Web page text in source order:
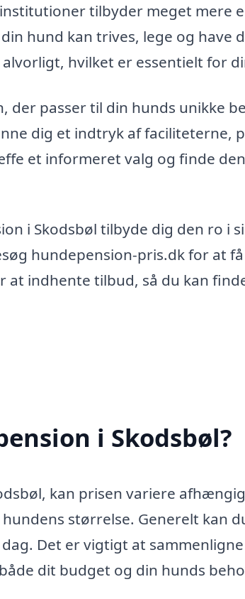
tilbyder meget mere
hund kan trives, lege og have
hvilket er essentielt for
passer til din hunds unikke
dig et indtryk af faciliteterne,
et informeret valg og finde
i Skodsbøl tilbyde dig den ro i
hundepension-pris.dk for at
indhente tilbud, så du kan
i Skodsbøl?
kan prisen variere
størrelse. Generelt kan
Det er vigtigt at
dit budget og din hunds